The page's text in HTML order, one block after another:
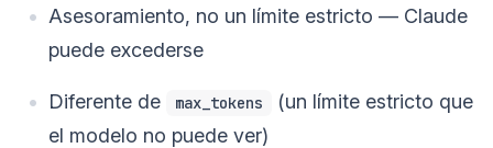
Asesoramiento, no un límite estricto — Claude
puede excederse
Diferente de max_tokens
(un límite estricto que
el modelo no puede ver)